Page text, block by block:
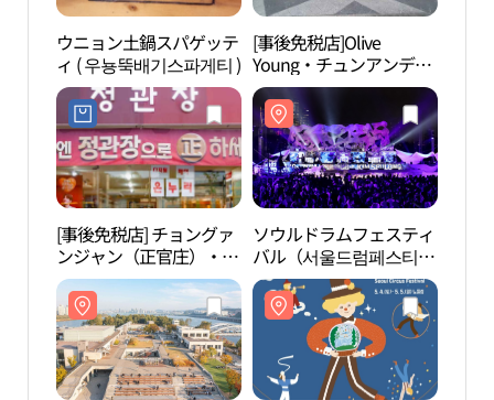
ウニョン土鍋スパゲッテ
ィ ( 우뇽뚝배기스파게티 )
[事後免税店]Olive
Young・チュンアンデ
（中央大）店(올리브영
중앙대점)
[事後免税店] チョングァ
ンジャン（正官庄）・フ
クソク（黒石）店(정관
장 흑석점)
ソウルドラムフェスティ
バル（서울드럼페스티
벌）